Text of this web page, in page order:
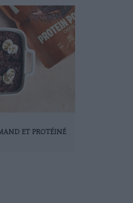
ET PROTÉINÉ